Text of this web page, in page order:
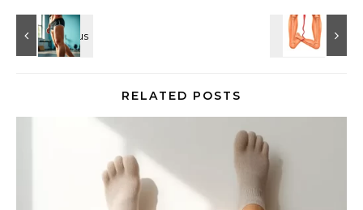
RELATED POSTS